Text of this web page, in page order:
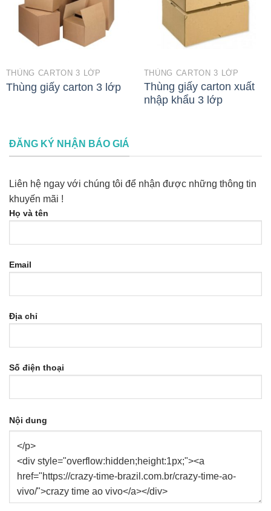
THÙNG CARTON 3 LỚP
Thùng giấy carton 3 lớp
THÙNG CARTON 3 LỚP
Thùng giấy carton xuất
nhập khẩu 3 lớp
ĐĂNG KÝ NHẬN BÁO GIÁ
Liên hệ ngay với chúng tôi để nhận được những thông tin
khuyến mãi !
Họ và tên
Email
Địa chỉ
Số điện thoại
Nội dung